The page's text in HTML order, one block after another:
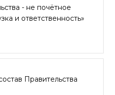
- не почётное
и ответственность»
Правительства